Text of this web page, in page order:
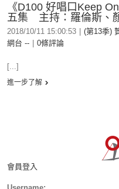
《D100 好唱口Keep
五集 主持：羅倫斯、
2018/10/11 15:00:53 (第13季)
網台 --
0條評論
[...]
進一步了解
會員登入